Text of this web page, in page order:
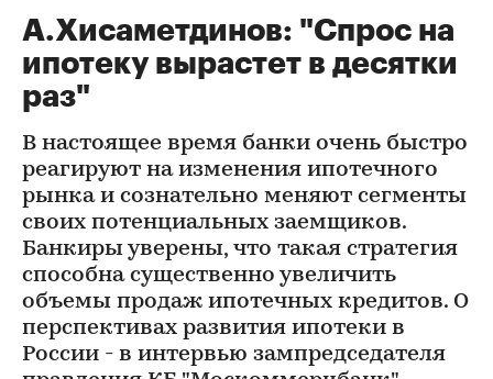
А.Хисаметдинов: "Спрос на
ипотеку вырастет в десятки
раз"
В настоящее время банки очень быстро
реагируют на изменения ипотечного
рынка и сознательно меняют сегменты
своих потенциальных заемщиков.
Банкиры уверены, что такая стратегия
способна существенно увеличить
объемы продаж ипотечных кредитов. О
перспективах развития ипотеки в
России - в интервью зампредседателя